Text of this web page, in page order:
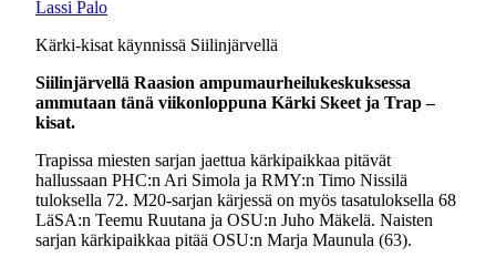
Lassi Palo
Kärki-kisat käynnissä Siilinjärvellä
Siilinjärvellä Raasion ampumaurheilukeskuksessa
ammutaan tänä viikonloppuna Kärki Skeet ja Trap –
kisat.
Trapissa miesten sarjan jaettua kärkipaikkaa pitävät
hallussaan PHC:n Ari Simola ja RMY:n Timo Nissilä
tuloksella 72. M20-sarjan kärjessä on myös tasatuloksella 68
LäSA:n Teemu Ruutana ja OSU:n Juho Mäkelä. Naisten
sarjan kärkipaikkaa pitää OSU:n Marja Maunula (63).